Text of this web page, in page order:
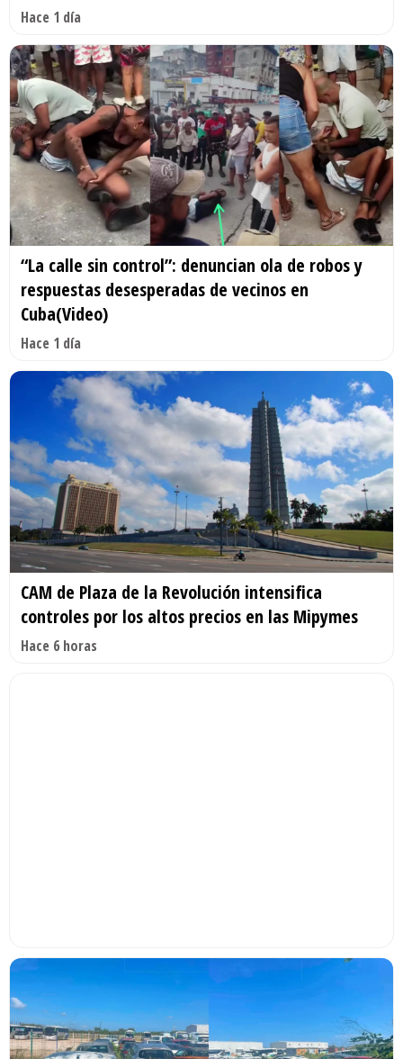
Hace 1 día
“La calle sin control”: denuncian ola de robos y
respuestas desesperadas de vecinos en
Cuba(Video)
Hace 1 día
CAM de Plaza de la Revolución intensifica
controles por los altos precios en las Mipymes
Hace 6 horas